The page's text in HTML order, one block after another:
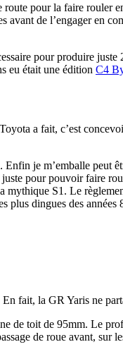
pour la faire rouler
de l’engager en
pour produire
eu était une édition C4
a fait, c’est
je m’emballe
pour pouvoir faire
S1. Le
dingues des
fait, la GR Yaris ne
de toit de 95mm. Le
de roue avant, sur